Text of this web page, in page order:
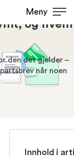
Meny
og hvem
den det gjelder –
når noen
Innhold i